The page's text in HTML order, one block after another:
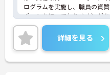
ログラムを実施し、職員の資
ポートを行っております）が
アップされたい方や未経
験の方にもおすすめです！また
「安心して長く活躍できる職
様々な福利厚生制度をご用意
まずは施設での面談や見学か
詳細を見る